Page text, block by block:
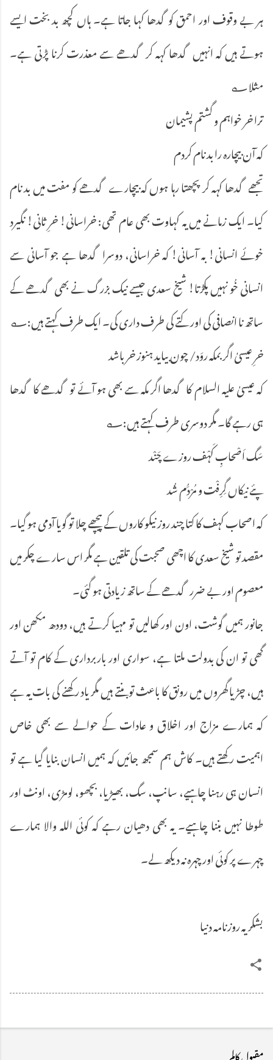
ہر بے وقوف اور احمق کوگدھا کہا جاتا ہے۔ ہاں کچھ بد بخت ایسے
ہوتے ہیں کہ انہیں گدھا کہہ کر گدھے سے معذرت کرنا پڑتی ہے۔
مثلا؎
ترا خر خواہم و گشتم پشیمان
کہ آن بیچارہ را بد نام کردم
تجھے گدھا کہہ کر پچھتا رہا ہوں کہ بیچارے گدھے کو مفت میں بد نام
کیا۔ ایک زمانے میں یہ کہاوت بھی عام تھی: خراسانی! خرِ ثانی! نگیرد
خوئے انسانی! بہ آسانی! کہ خراسانی، دوسرا گدھا ہے جو آسانی سے
انسانی خُو نہیں پکڑتا! شیخ سعدی جیسے نیک بزرگ نے بھی گدھے کے
ساتھ نا انصافی کی اور کتے کی طرف داری کی۔ ایک طرف کہتے ہیں:؎
خرِ عیسیٰ اگر بمکہ روَد/ چون بیاید ہنوز خر باشد
کہ عیسیٰ علیہ السلام کا گدھا اگر مکہ سے بھی ہو آئے تو گدھے کا گدھا
ہی رہے گا۔ مگر دوسری طرف کہتے ہیں:؎
سَگ اَصْحابِ کَہْف روزے چَنْد
پئے نیکاں گِرِفْت و مُرْدَُم شُد
کہ اصحاب کہف کا کتا چند روز نیکو کاروں کے پیچھے چلا تو گویا آدمی ہو گیا۔
مقصد تو شیخ سعدی کا اچھی صحبت کی تلقین ہے مگر اس سارے چکر میں
معصوم اور بے ضرر گدھے کے ساتھ زیادتی ہو گئی۔
جانور ہمیں گوشت، اون اور کھالیں تو مہیا کرتے ہیں، دودھ مکھن اور
گھی تو ان کی بدولت ملتا ہے، سواری اور باربرداری کے کام تو آتے
ہیں، چڑیا گھروں میں رونق کا باعث تو بنتے ہیں مگر یاد رکھنے کی بات یہ ہے
کہ ہمارے مزاج اور اخلاق و عادات کے حوالے سے بھی خاص
اہمیت رکھتے ہیں۔ کاش ہم سمجھ جائیں کہ ہمیں انسان بنایا گیا ہے تو
انسان ہی رہنا چاہیے، سانپ، سگ، بھیڑیا، بچھو، لومڑی، اونٹ اور
طوطا نہیں بننا چاہیے۔ یہ بھی دھیان رہے کہ کوئی اللہ والا ہمارے
چہرے پر کوئی اور چہرہ نہ دیکھ لے۔
بشکریہ روزنامہ دنیا
مقبول کالم